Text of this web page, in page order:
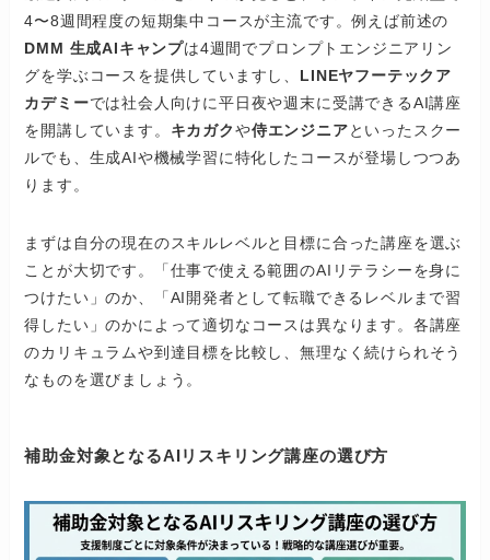
4〜8週間程度の短期集中コースが主流です。例えば前述の
DMM 生成AIキャンプは4週間でプロンプトエンジニアリン
グを学ぶコースを提供していますし、 LINEヤフーテックア
カデミーでは社会人向けに平日夜や週末に受講できるAI講座
を開講しています。 キカガクや侍エンジニアといったスクー
ルでも、生成AIや機械学習に特化したコースが登場しつつあ
ります。
まずは自分の現在のスキルレベルと目標に合った講座を選ぶ
ことが大切です。「仕事で使える範囲のAIリテラシーを身に
つけたい」のか、「AI開発者として転職できるレベルまで習
得したい」のかによって適切なコースは異なります。各講座
のカリキュラムや到達目標を比較し、無理なく続けられそう
なものを選びましょう。
補助金対象となるAIリスキリング講座の選び方